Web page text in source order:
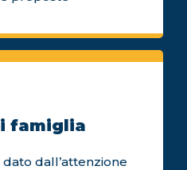
famiglia
dall’attenzione